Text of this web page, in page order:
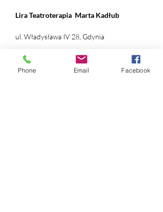
Lira Teatroterapia Marta Kadłub
ul. Władysława IV 28, Gdynia
NIP:
Phone Email Facebook